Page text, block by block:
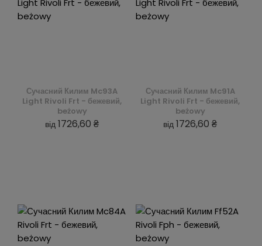
Сучасний Килим Mc93A
Light Rivoli Frt - бежевий,
beżowy
від 1726,60 ₴
Сучасний Килим Mc91A
Light Rivoli Frt - бежевий,
beżowy
від 1726,60 ₴